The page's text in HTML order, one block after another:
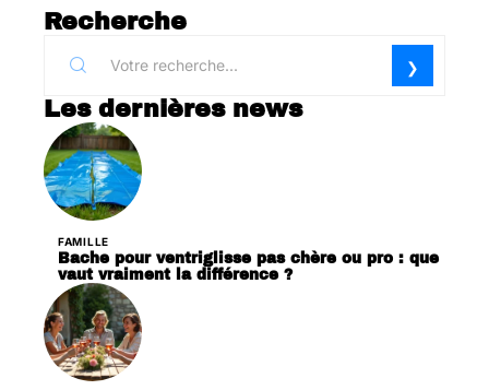
Recherche
Les dernières news
FAMILLE
Bache pour ventriglisse pas chère ou pro : que
vaut vraiment la différence ?